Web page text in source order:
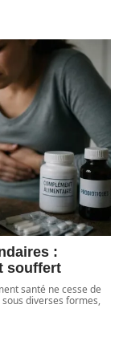
:
souffert
santé ne cesse de
diverses formes,